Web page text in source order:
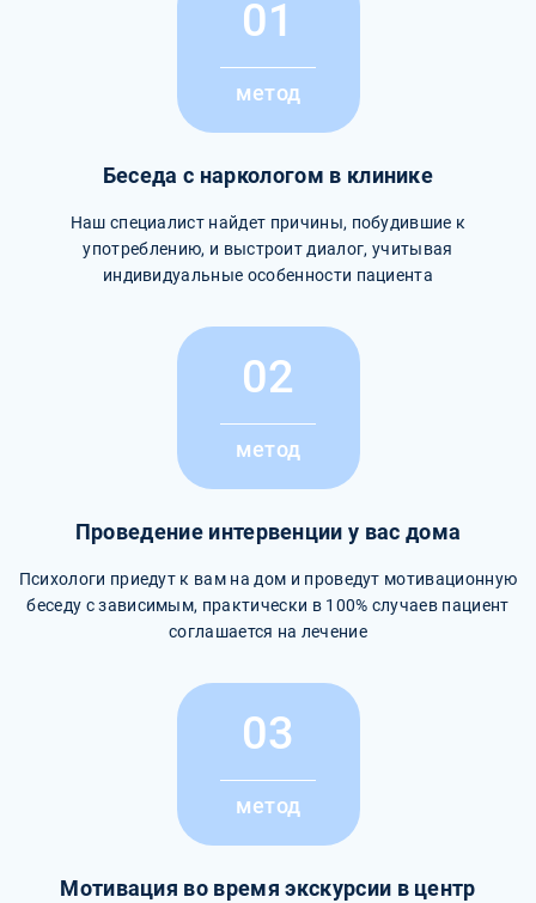
01
метод
Беседа с наркологом в клинике
Наш специалист найдет причины, побудившие к
употреблению, и выстроит диалог, учитывая
индивидуальные особенности пациента
02
метод
Проведение интервенции у вас дома
Психологи приедут к вам на дом и проведут мотивационную
беседу с зависимым, практически в 100% случаев пациент
соглашается на лечение
03
метод
Мотивация во время экскурсии в центр